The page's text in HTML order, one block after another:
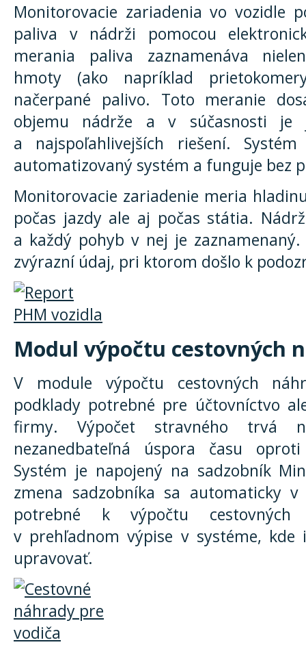
Monitorovacie zariadenia vo vozidle
paliva v nádrži pomocou
merania paliva zaznamenáva
hmoty (ako napríklad
načerpané palivo. Toto meranie
objemu nádrže a v súčasnosti je
a najspoľahlivejších riešení.
automatizovaný systém a funguje bez
Monitorovacie zariadenie meria
počas jazdy ale aj počas státia.
a každý pohyb v nej je
zvýrazní údaj, pri ktorom došlo k
Modul výpočtu cestovných
V module výpočtu cestovných
podklady potrebné pre účtovníctvo
firmy. Výpočet stravného trvá
nezanedbateľná úspora času
Systém je napojený na sadzobník
zmena sadzobníka sa automaticky
potrebné k výpočtu
v prehľadnom výpise v systéme,
upravovať.